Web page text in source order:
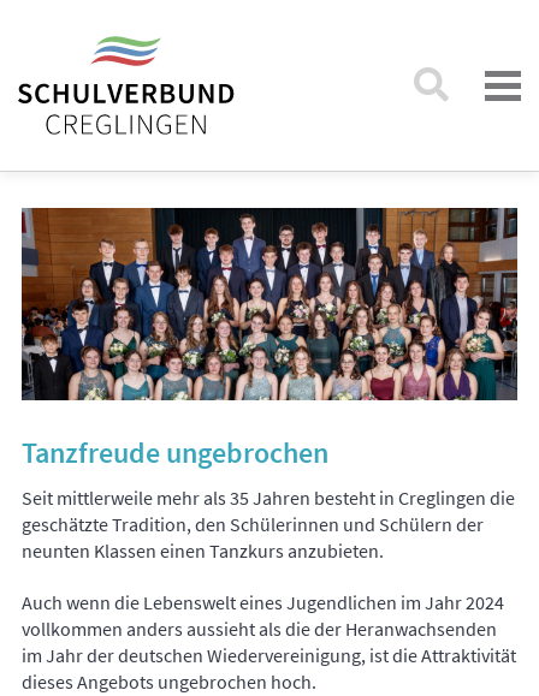
Tanzfreude ungebrochen
Seit mittlerweile mehr als 35 Jahren besteht in Creglingen die
geschätzte Tradition, den Schülerinnen und Schülern der
neunten Klassen einen Tanzkurs anzubieten.
Auch wenn die Lebenswelt eines Jugendlichen im Jahr 2024
vollkommen anders aussieht als die der Heranwachsenden
im Jahr der deutschen Wiedervereinigung, ist die Attraktivität
dieses Angebots ungebrochen hoch.